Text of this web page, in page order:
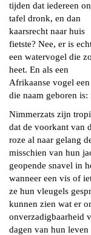
tijden dat iedereen
tafel dronk, en dan
kaarsrecht naar huis
fietste? Nee, er is
een watervogel die zo
heet. En als een
Afrikaanse vogel
die naam geboren
Nimmerzats zijn
dat de voorkant van
roze al naar gelang
misschien van hun
geopende snavel in
wanneer een vis of
ze hun vleugels
kunnen zien wat er
onverzadigbaarheid
dagen van hun